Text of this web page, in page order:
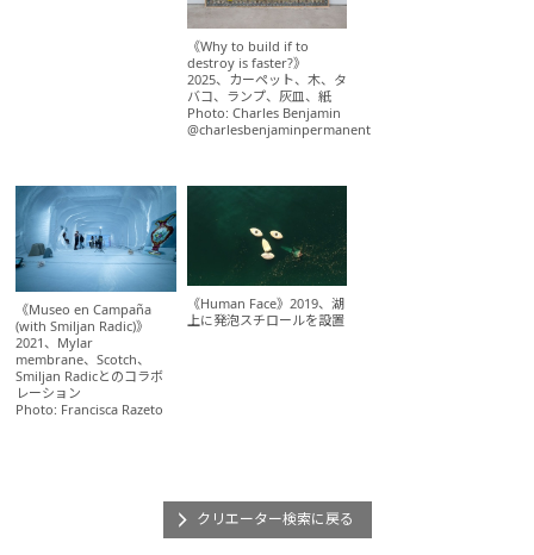
《Why to build if to
destroy is faster?》
2025、カーペット、木、タ
バコ、ランプ、灰皿、紙
Photo: Charles Benjamin
@charlesbenjaminpermanent
《Museo en Campaña
(with Smiljan Radic)》
2021、Mylar
membrane、Scotch、
Smiljan Radicとのコラボ
レーション
Photo: Francisca Razeto
《Human Face》2019、湖
上に発泡スチロールを設置
クリエーター検索に戻る